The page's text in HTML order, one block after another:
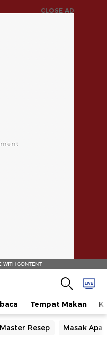
CLOSE AD
WITH CONTENT
Tempat Makan
Master Resep Masak Apa